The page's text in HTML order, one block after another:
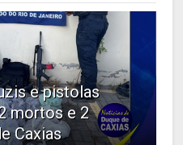
e pistolas
mortos e 2
Caxias